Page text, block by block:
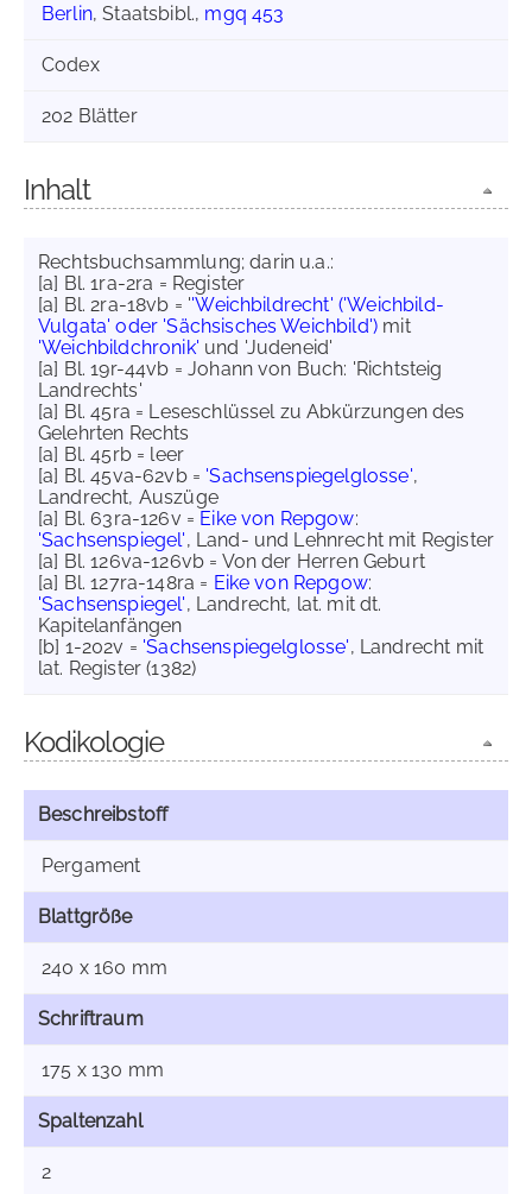
Berlin, Staatsbibl., mgq 453
Codex
202 Blätter
Inhalt
Rechtsbuchsammlung; darin u.a.:
[a] Bl. 1ra-2ra = Register
[a] Bl. 2ra-18vb = ''Weichbildrecht' ('Weichbild-
Vulgata' oder 'Sächsisches Weichbild') mit
'Weichbildchronik' und 'Judeneid'
[a] Bl. 19r-44vb = Johann von Buch: 'Richtsteig
Landrechts'
[a] Bl. 45ra = Leseschlüssel zu Abkürzungen des
Gelehrten Rechts
[a] Bl. 45rb = leer
[a] Bl. 45va-62vb = 'Sachsenspiegelglosse',
Landrecht, Auszüge
[a] Bl. 63ra-126v = Eike von Repgow:
'Sachsenspiegel', Land- und Lehnrecht mit Register
[a] Bl. 126va-126vb = Von der Herren Geburt
[a] Bl. 127ra-148ra = Eike von Repgow:
'Sachsenspiegel', Landrecht, lat. mit dt.
Kapitelanfängen
[b] 1-202v = 'Sachsenspiegelglosse', Landrecht mit
lat. Register (1382)
Kodikologie
Beschreibstoff
Pergament
Blattgröße
240 x 160 mm
Schriftraum
175 x 130 mm
Spaltenzahl
2